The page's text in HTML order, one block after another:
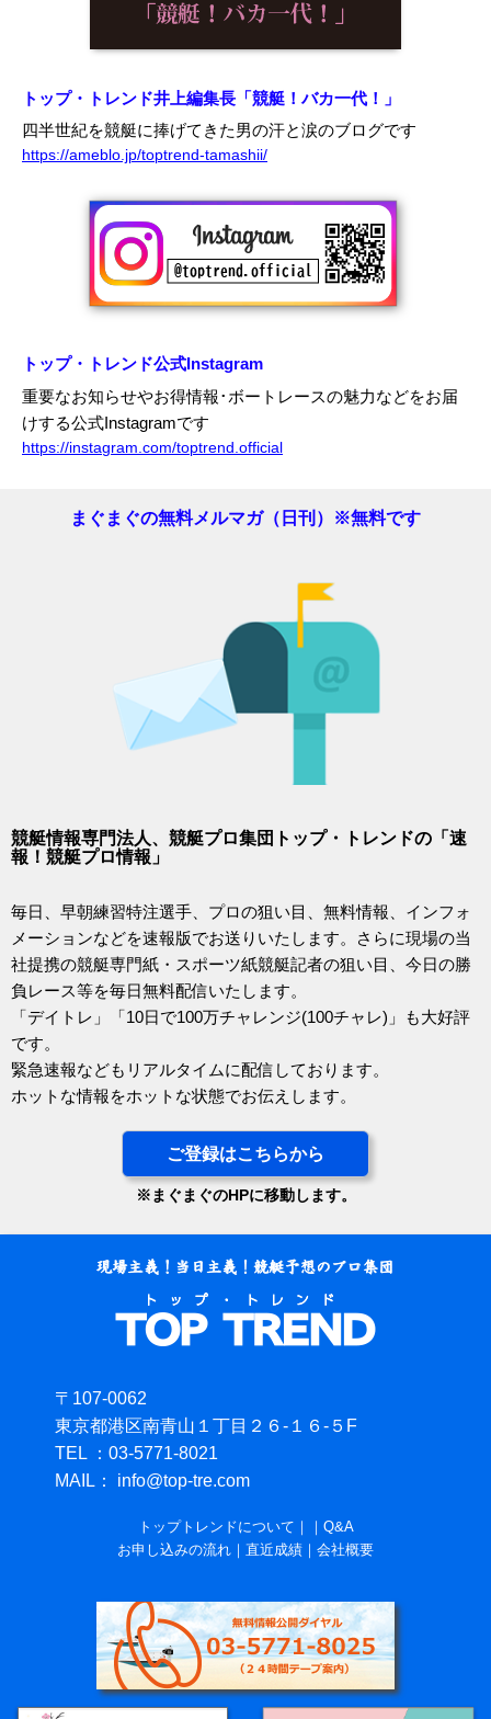
トップ・トレンド井上編集長「競艇！バカ一代！」
四半世紀を競艇に捧げてきた男の汗と涙のブログです
https://ameblo.jp/toptrend-tamashii/
トップ・トレンド公式Instagram
重要なお知らせやお得情報･ボートレースの魅力などをお届
けする公式Instagramです
https://instagram.com/toptrend.official
まぐまぐの無料メルマガ（日刊）※無料です
競艇情報専門法人、競艇プロ集団トップ・トレンドの「速
報！競艇プロ情報」
毎日、早朝練習特注選手、プロの狙い目、無料情報、インフォ
メーションなどを速報版でお送りいたします。さらに現場の当
社提携の競艇専門紙・スポーツ紙競艇記者の狙い目、今日の勝
負レース等を毎日無料配信いたします。
「デイトレ」「10日で100万チャレンジ(100チャレ)」も大好評
です。
緊急速報などもリアルタイムに配信しております。
ホットな情報をホットな状態でお伝えします。
ご登録はこちらから
※まぐまぐのHPに移動します。
〒107-0062
東京都港区南青山１丁目２６-１６-５F
TEL ：03-5771-8021
MAIL： info@top-tre.com
トップトレンドについて ｜ ｜ Q&A
お申し込みの流れ ｜ 直近成績 ｜ 会社概要